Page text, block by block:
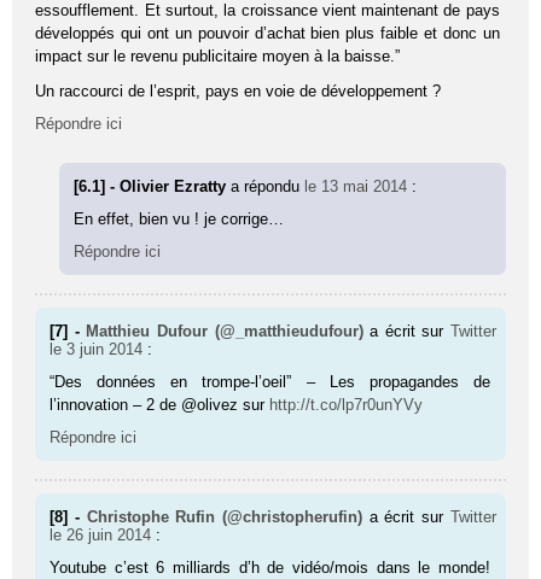
essoufflement. Et surtout, la croissance vient maintenant de pays
développés qui ont un pouvoir d’achat bien plus faible et donc un
impact sur le revenu publicitaire moyen à la baisse.”
Un raccourci de l’esprit, pays en voie de développement ?
Répondre ici
[6.1] - Olivier Ezrattya répondu le 13 mai 2014 :
En effet, bien vu ! je corrige…
Répondre ici
[7] - Matthieu Dufour (@_matthieudufour) a écrit sur Twitter
le 3 juin 2014 :
“Des données en trompe-l’oeil” – Les propagandes de
l’innovation – 2 de @olivez sur http://t.co/lp7r0unYVy
Répondre ici
[8] - Christophe Rufin (@christopherufin) a écrit sur Twitter
le 26 juin 2014 :
Youtube c’est 6 milliards d’h de vidéo/mois dans le monde!